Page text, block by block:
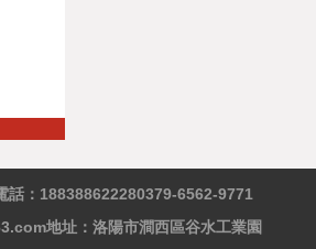
話：188388622280379-6562-9771
地址：洛陽市澗西區谷水工業園